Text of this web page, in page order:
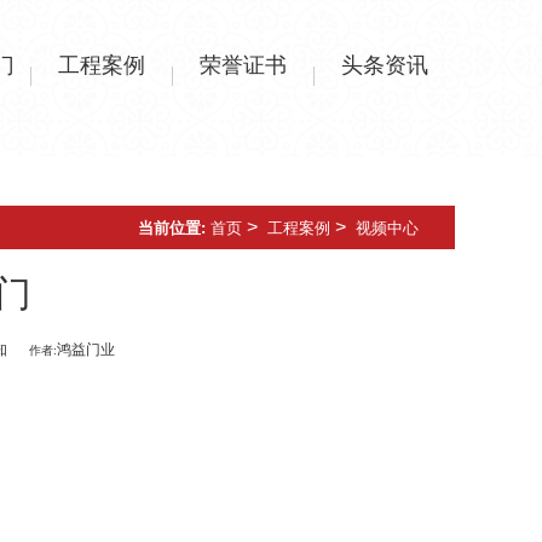
工程案例 荣誉证书 头条资讯
当前位置: 首页 > 工程案例 > 视频中心
作者:鸿益门业